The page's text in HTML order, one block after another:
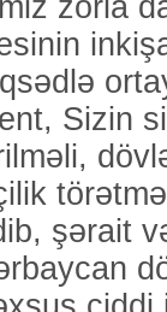
zorla
Sizin
şərait